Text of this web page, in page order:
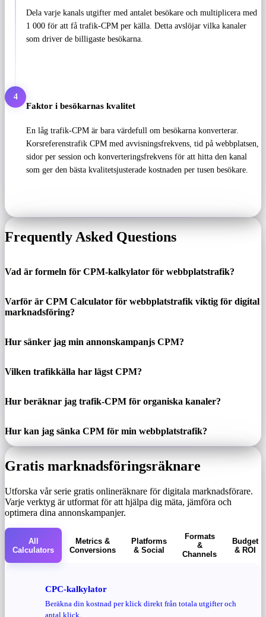
Dela varje kanals utgifter med antalet besökare och multiplicera med
1 000 för att få trafik-CPM per källa. Detta avslöjar vilka kanaler
som driver de billigaste besökarna.
4
Faktor i besökarnas kvalitet
En låg trafik-CPM är bara värdefull om besökarna konverterar.
Korsreferenstrafik CPM med avvisningsfrekvens, tid på webbplatsen,
sidor per session och konverteringsfrekvens för att hitta den kanal
som ger den bästa kvalitetsjusterade kostnaden per tusen besökare.
Frequently Asked Questions
Vad är formeln för CPM-kalkylator för webbplatstrafik?
Varför är CPM Calculator för webbplatstrafik viktig för digital
marknadsföring?
Hur sänker jag min annonskampanjs CPM?
Vilken trafikkälla har lägst CPM?
Hur beräknar jag trafik-CPM för organiska kanaler?
Hur kan jag sänka CPM för min webbplatstrafik?
Gratis marknadsföringsräknare
Utforska vår serie gratis onlineräknare för digitala marknadsförare.
Varje verktyg är utformat för att hjälpa dig mäta, jämföra och
optimera dina annonskampanjer.
All
Calculators
Metrics &
Conversions
Platforms
& Social
Formats
&
Channels
Budget
& ROI
CPC-kalkylator
Beräkna din kostnad per klick direkt från totala utgifter och
antal klick.